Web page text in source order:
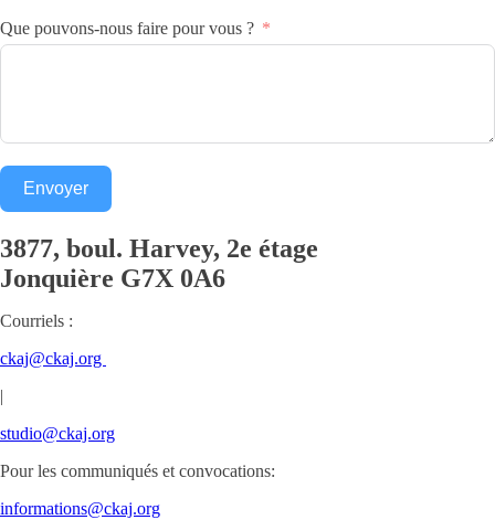
Que pouvons-nous faire pour vous ?
Envoyer
3877, boul. Harvey, 2e étage
Jonquière G7X 0A6
Courriels :
ckaj@ckaj.org
|
studio@ckaj.org
Pour les communiqués et convocations:
informations@ckaj.org